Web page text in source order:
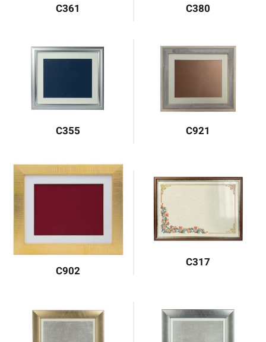
C361 C380
C355 C921
C902
C317